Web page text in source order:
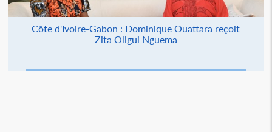
Côte d'Ivoire-Gabon : Dominique Ouattara reçoit
Zita Oligui Nguema